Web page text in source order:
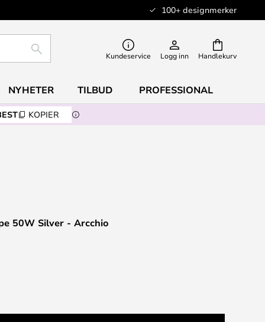
100+ designmerker
Handlekurv
SØK Kundeservice Logg inn
NYHETER TILBUD PROFESSIONAL
KOPIER
50W Silver - Arcchio